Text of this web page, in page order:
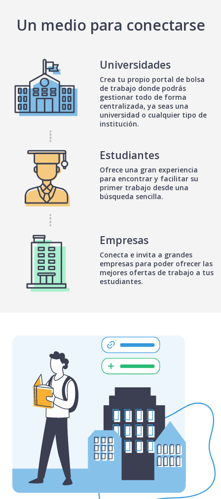
Un medio para conectarse
Universidades
Crea tu propio portal de bolsa
de trabajo donde podrás
gestionar todo de forma
centralizada, ya seas una
universidad o cualquier tipo de
institución.
Estudiantes
Ofrece una gran experiencia
para encontrar y facilitar su
primer trabajo desde una
búsqueda sencilla.
Empresas
Conecta e invita a grandes
empresas para poder ofrecer las
mejores ofertas de trabajo a tus
estudiantes.